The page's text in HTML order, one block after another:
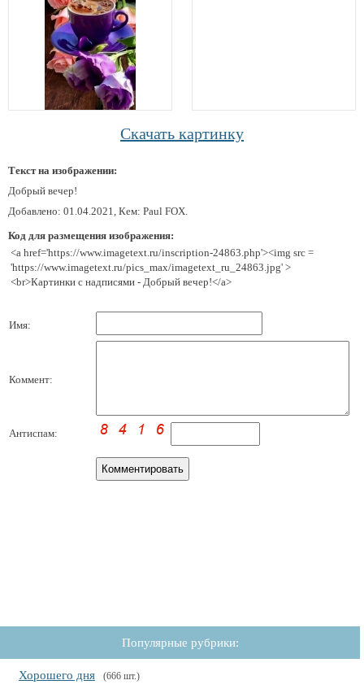
Скачать картинку
Текст на изображении:
Добрый вечер!
Добавлено: 01.04.2021, Кем: Paul FOX.
Код для размещения изображения:
<a href='https://www.imagetext.ru/inscription-24863.php'><img src =
'https://www.imagetext.ru/pics_max/imagetext_ru_24863.jpg' >
<br>Картинки с надписями - Добрый вечер!</a>
Имя:
Коммент:
Антиспам:
Популярные рубрики:
Хорошего дня (666 шт.)